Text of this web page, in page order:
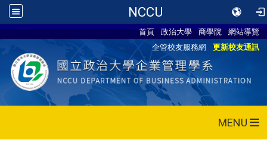
NCCU
首頁 政治大學 商學院
網站導覽
企管校友服務網
更新校友通訊
MENU